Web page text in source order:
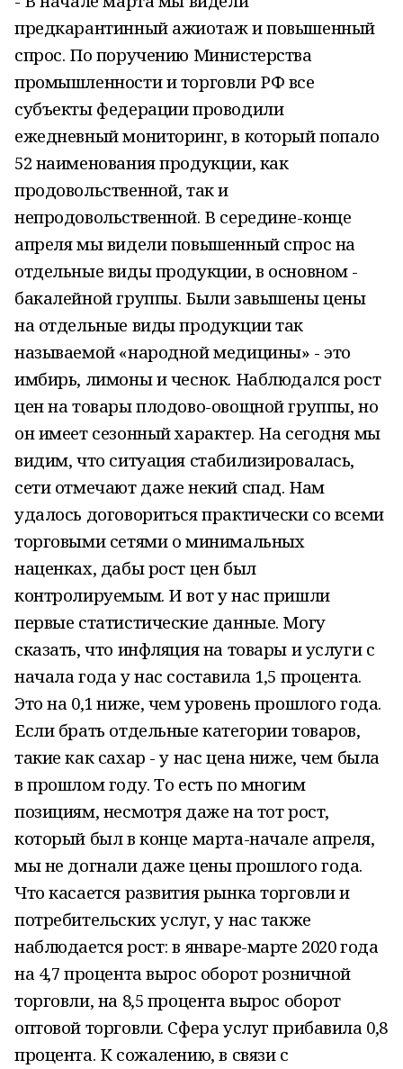
предкарантинный ажиотаж и повышенный
спрос. По поручению Министерства
промышленности и торговли РФ все
субъекты федерации проводили
ежедневный мониторинг, в который попало
52 наименования продукции, как
продовольственной, так и
непродовольственной. В середине-конце
апреля мы видели повышенный спрос на
отдельные виды продукции, в основном -
бакалейной группы. Были завышены цены
на отдельные виды продукции так
называемой «народной медицины» - это
имбирь, лимоны и чеснок. Наблюдался рост
цен на товары плодово-овощной группы, но
он имеет сезонный характер. На сегодня мы
видим, что ситуация стабилизировалась,
сети отмечают даже некий спад. Нам
удалось договориться практически со всеми
торговыми сетями о минимальных
наценках, дабы рост цен был
контролируемым. И вот у нас пришли
первые статистические данные. Могу
сказать, что инфляция на товары и услуги с
начала года у нас составила 1,5 процента.
Это на 0,1 ниже, чем уровень прошлого года.
Если брать отдельные категории товаров,
такие как сахар - у нас цена ниже, чем была
в прошлом году. То есть по многим
позициям, несмотря даже на тот рост,
который был в конце марта-начале апреля,
мы не догнали даже цены прошлого года.
Что касается развития рынка торговли и
потребительских услуг, у нас также
наблюдается рост: в январе-марте 2020 года
на 4,7 процента вырос оборот розничной
торговли, на 8,5 процента вырос оборот
оптовой торговли. Сфера услуг прибавила 0,8
процента. К сожалению, в связи с